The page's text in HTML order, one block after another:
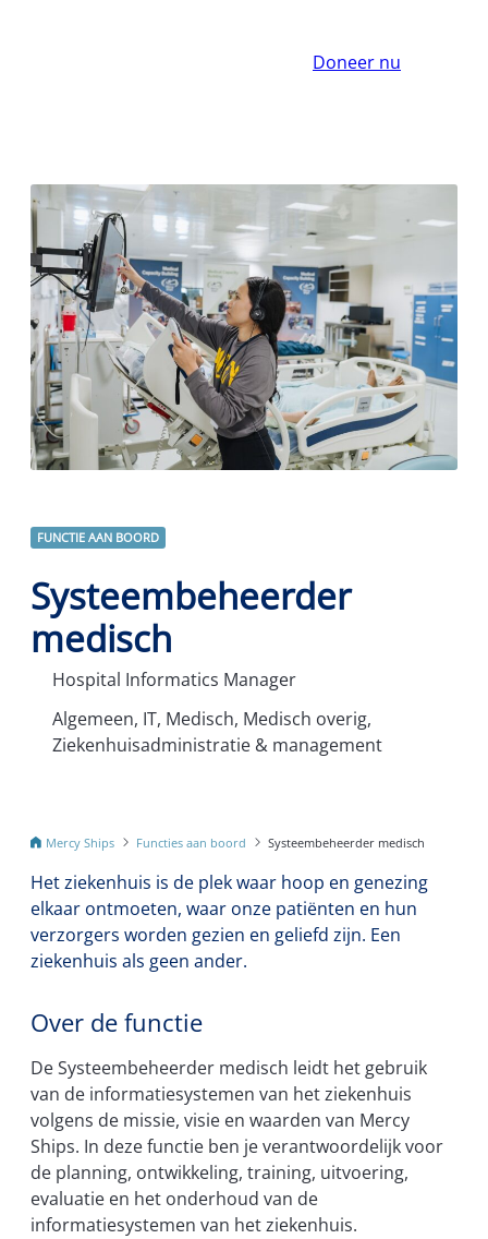
Doneer nu
FUNCTIE AAN BOORD
Systeembeheerder
medisch
Hospital Informatics Manager
Algemeen, IT, Medisch, Medisch overig,
Ziekenhuisadministratie & management
Mercy Ships Functies aan boord Systeembeheerder medisch
Het ziekenhuis is de plek waar hoop en genezing
elkaar ontmoeten, waar onze patiënten en hun
verzorgers worden gezien en geliefd zijn. Een
ziekenhuis als geen ander.
Over de functie
De Systeembeheerder medisch leidt het gebruik
van de informatiesystemen van het ziekenhuis
volgens de missie, visie en waarden van Mercy
Ships. In deze functie ben je verantwoordelijk voor
de planning, ontwikkeling, training, uitvoering,
evaluatie en het onderhoud van de
informatiesystemen van het ziekenhuis.